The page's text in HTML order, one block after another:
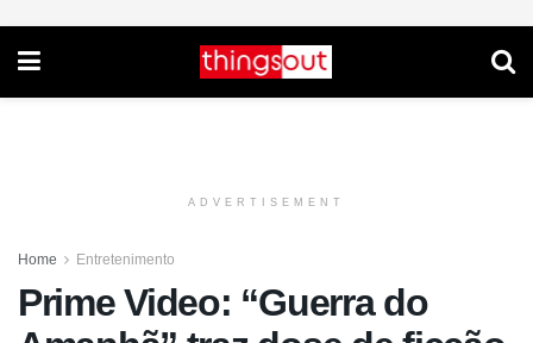
ADVERTISEMENT
Home Entretenimento
Prime Video: “Guerra do